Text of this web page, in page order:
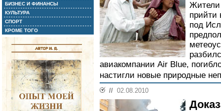
БИЗНЕС И ФИНАНСЫ
КУЛЬТУРА
СПОРТ
КРОМЕ ТОГО
Жители
прийти
под
авиакомпании Air Blue,
настигли новые природные
// 02.08.2010